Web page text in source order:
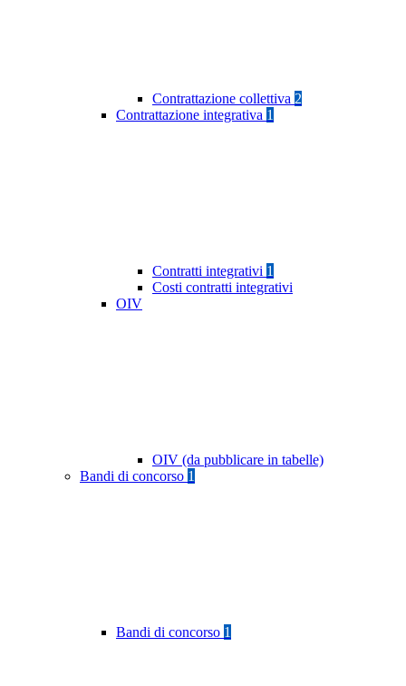
Contrattazione collettiva 2
Contrattazione integrativa 1
Contratti integrativi 1
Costi contratti integrativi
OIV
OIV (da pubblicare in tabelle)
Bandi di concorso 1
Bandi di concorso 1